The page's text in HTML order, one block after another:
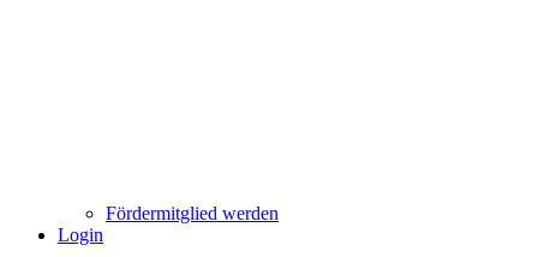
Fördermitglied werden
Login